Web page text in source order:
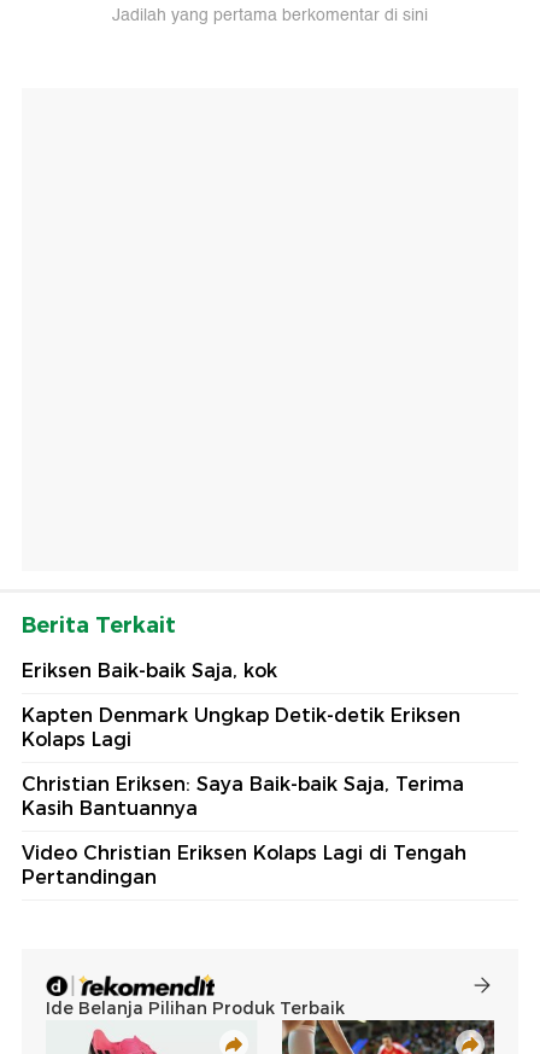
Jadilah yang pertama berkomentar di sini
Berita Terkait
Eriksen Baik-baik Saja, kok
Kapten Denmark Ungkap Detik-detik Eriksen
Kolaps Lagi
Christian Eriksen: Saya Baik-baik Saja, Terima
Kasih Bantuannya
Video Christian Eriksen Kolaps Lagi di Tengah
Pertandingan